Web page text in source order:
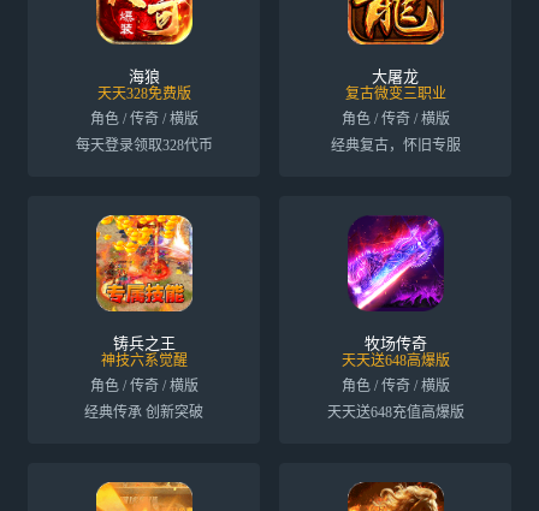
海狼
天天328免费版
角色 / 传奇 / 横版
每天登录领取328代币
大屠龙
复古微变三职业
角色 / 传奇 / 横版
经典复古，怀旧专服
铸兵之王
神技六系觉醒
角色 / 传奇 / 横版
经典传承 创新突破
牧场传奇
天天送648高爆版
角色 / 传奇 / 横版
天天送648充值高爆版